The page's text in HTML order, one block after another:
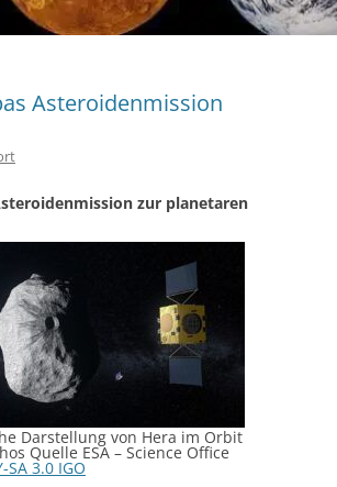
Asteroidenmission
zur planetaren
Darstellung von Hera im Orbit
Quelle ESA – Science Office
SA 3.0 IGO